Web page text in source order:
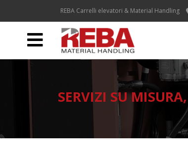
REBA Carrelli elevatori & Material Handling
SERVIZI SU MISURA,